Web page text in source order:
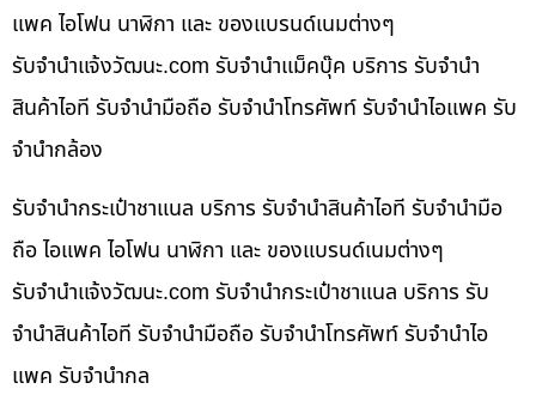
แพค ไอโฟน นาฬิกา และ ของแบรนด์เนมต่างๆ
รับจํานําแจ้งวัฒนะ.com รับจำนำแม็คบุ๊ค บริการ รับจำนำ
สินค้าไอที รับจำนำมือถือ รับจำนำโทรศัพท์ รับจำนำไอแพค รับ
จำนำกล้อง
รับจำนำกระเป๋าชาแนล บริการ รับจำนำสินค้าไอที รับจำนำมือ
ถือ ไอแพค ไอโฟน นาฬิกา และ ของแบรนด์เนมต่างๆ
รับจํานําแจ้งวัฒนะ.com รับจำนำกระเป๋าชาแนล บริการ รับ
จำนำสินค้าไอที รับจำนำมือถือ รับจำนำโทรศัพท์ รับจำนำไอ
แพค รับจำนำกล